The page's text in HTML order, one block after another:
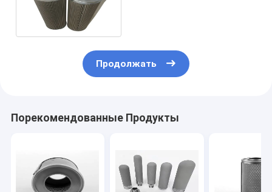
Продолжать
Порекомендованные Продукты